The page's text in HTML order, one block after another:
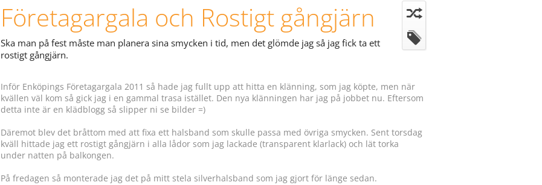
Företagargala och Rostigt gångjärn
Ska man på fest måste man planera sina smycken i tid, men det glömde jag så jag fick ta ett
rostigt gångjärn.
Inför Enköpings Företagargala 2011 så hade jag fullt upp att hitta en klänning, som jag köpte, men när
kvällen väl kom så gick jag i en gammal trasa istället. Den nya klänningen har jag på jobbet nu. Eftersom
detta inte är en klädblogg så slipper ni se bilder =)
Däremot blev det bråttom med att fixa ett halsband som skulle passa med övriga smycken. Sent torsdag
kväll hittade jag ett rostigt gångjärn i alla lådor som jag lackade (transparent klarlack) och lät torka
under natten på balkongen.
På fredagen så monterade jag det på mitt stela silverhalsband som jag gjort för länge sedan.